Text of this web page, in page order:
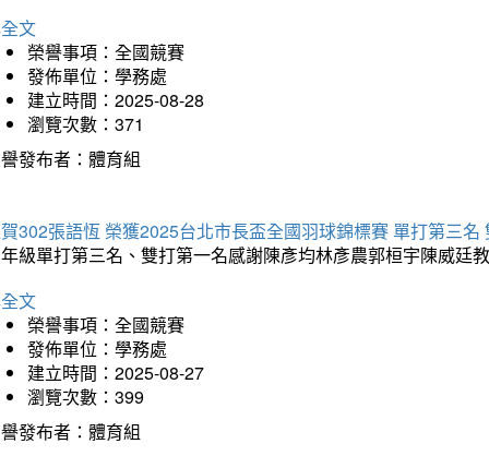
文
榮譽事項：全國競賽
發佈單位：學務處
建立時間：2025-08-28
瀏覽次數：371
發布者：體育組
302張語恆 榮獲2025台北市長盃全國羽球錦標賽 單打第三名
級單打第三名、雙打第一名感謝陳彥均林彥農郭桓宇陳威廷
文
榮譽事項：全國競賽
發佈單位：學務處
建立時間：2025-08-27
瀏覽次數：399
發布者：體育組